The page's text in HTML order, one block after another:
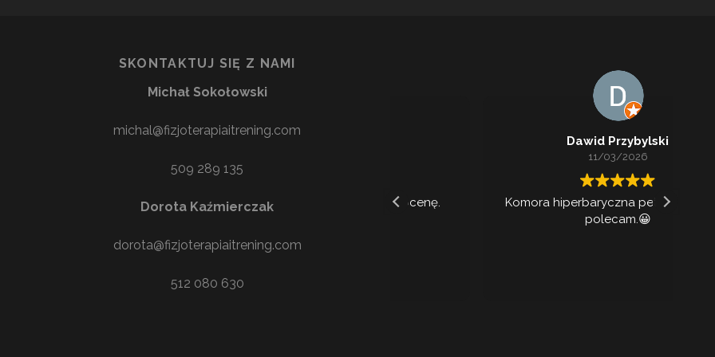
SKONTAKTUJ SIĘ Z NAMI
Michał Sokołowski
michal@fizjoterapiaitrening.com
509 289 135
Dorota Kaźmierczak
dorota@fizjoterapiaitrening.com
512 080 630
Weronika Ziętek
Ten użytkownik wystawił tylko ocenę.
Dawid Przybylski
Komora hiperbaryczna petarda! Gorąca